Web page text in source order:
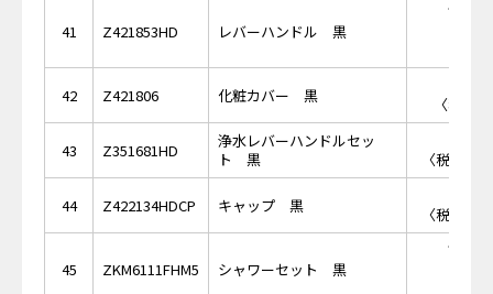
41 Z421853HD レバーハンドル 黒
￥
42 Z421806 化粧カバー 黒
〈税抜
43 Z351681HD
浄水レバーハンドルセッ
ト 黒
〈税抜価
44 Z422134HDCP キャップ 黒
〈税抜価
45 ZKM6111FHM5 シャワーセット 黒
￥